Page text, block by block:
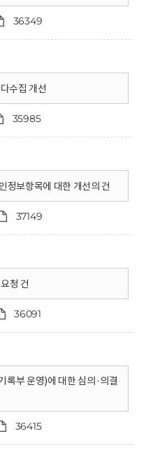
36349
수집 개선
35985
정보항목에 대한 개선의 건
37149
청 건
36091
록부 운영)에 대한 심의·의결
36415